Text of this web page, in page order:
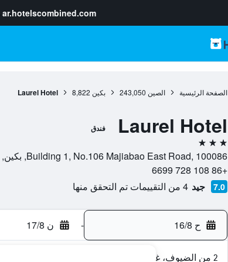
ar.hotelscombined.com
الصفحة الرئيسية الصين 243,050 بكين 8,822
Laurel Hotel
Laurel Hotel فندق
3 نجوم
Building 1, No.106 Majiabao East Road, 100086, بكين, مقاطعة بكين, الصين
+86 108 728 6699
7.0 جيد 4 من التقييمات تم التحقق منها
ح 16/8 - ن 17/8
2 من الضيوف، غرفة واحدة